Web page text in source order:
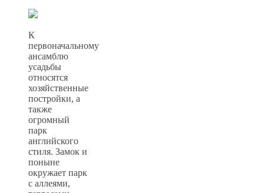
К
первоначальному
ансамблю
усадьбы
относятся
хозяйственные
постройки, а
также
огромный
парк
английского
стиля. Замок и
поныне
окружает парк
с аллеями,